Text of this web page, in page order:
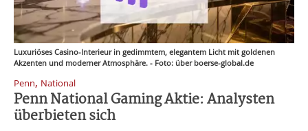
Luxuriöses Casino-Interieur in gedimmtem, elegantem Licht mit goldenen
Akzenten und moderner Atmosphäre. - Foto: über boerse-global.de
Penn, National
Penn National Gaming Aktie: Analysten
überbieten sich